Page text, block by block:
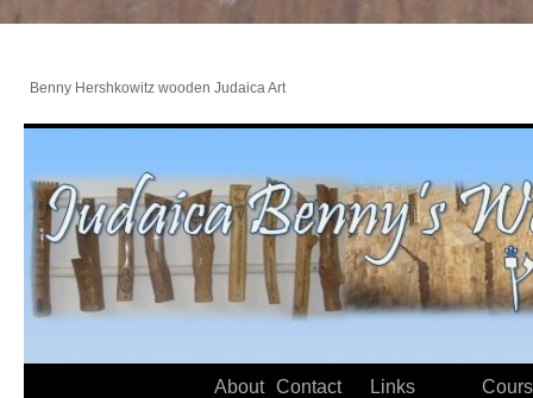
Benny Hershkowitz wooden Judaica Art
Links
Contact
About